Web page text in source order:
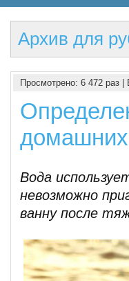
Архив для
Просмотрено: 6 472 раз |
Вода
невозможно
ванну после